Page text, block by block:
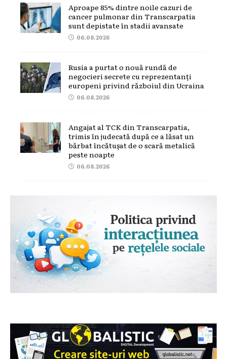
Aproape 85% dintre noile cazuri de
cancer pulmonar din Transcarpatia
sunt depistate în stadii avansate
06.08.2026
Rusia a purtat o nouă rundă de
negocieri secrete cu reprezentanți
europeni privind războiul din Ucraina
06.08.2026
Angajat al TCK din Transcarpatia,
trimis în judecată după ce a lăsat un
bărbat încătușat de o scară metalică
peste noapte
06.08.2026